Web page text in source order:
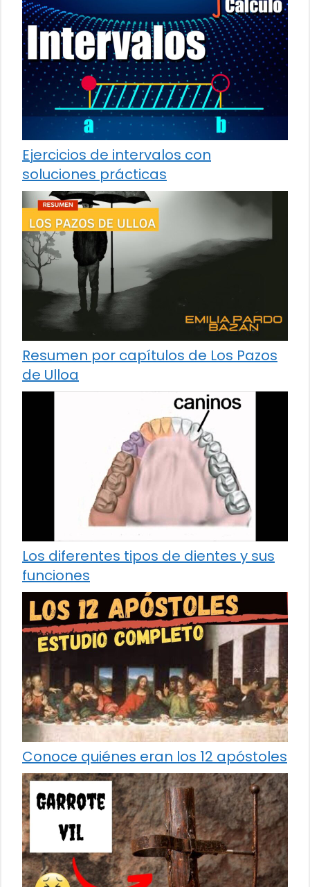
Ejercicios de intervalos con
soluciones prácticas
Resumen por capítulos de Los Pazos
de Ulloa
Los diferentes tipos de dientes y sus
funciones
Conoce quiénes eran los 12 apóstoles